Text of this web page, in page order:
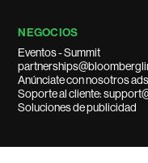
NEGOCIOS
Eventos - Summit
Anúnciate con nosotros
Soporte al cliente:
Soluciones de publicidad